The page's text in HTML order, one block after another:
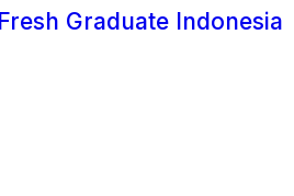
Graduate Indonesia